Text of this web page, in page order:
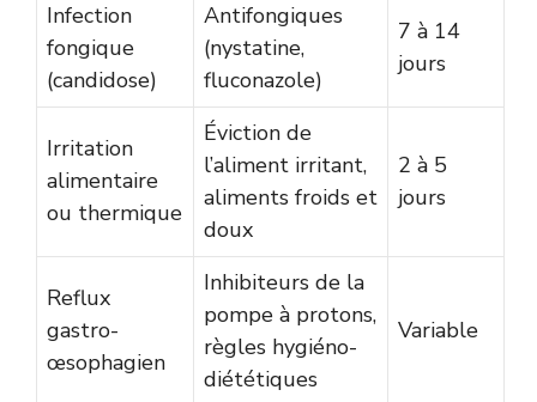
Infection
fongique
(candidose)
Antifongiques
(nystatine,
fluconazole)
7 à 14
jours
Irritation
alimentaire
ou thermique
Éviction de
l’aliment irritant,
aliments froids et
doux
2 à 5
jours
Reflux
gastro-
œsophagien
Inhibiteurs de la
pompe à protons,
règles hygiéno-
diététiques
Variable